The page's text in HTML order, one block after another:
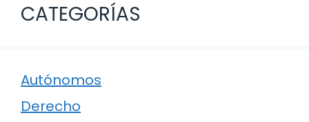
CATEGORÍAS
Autónomos
Derecho